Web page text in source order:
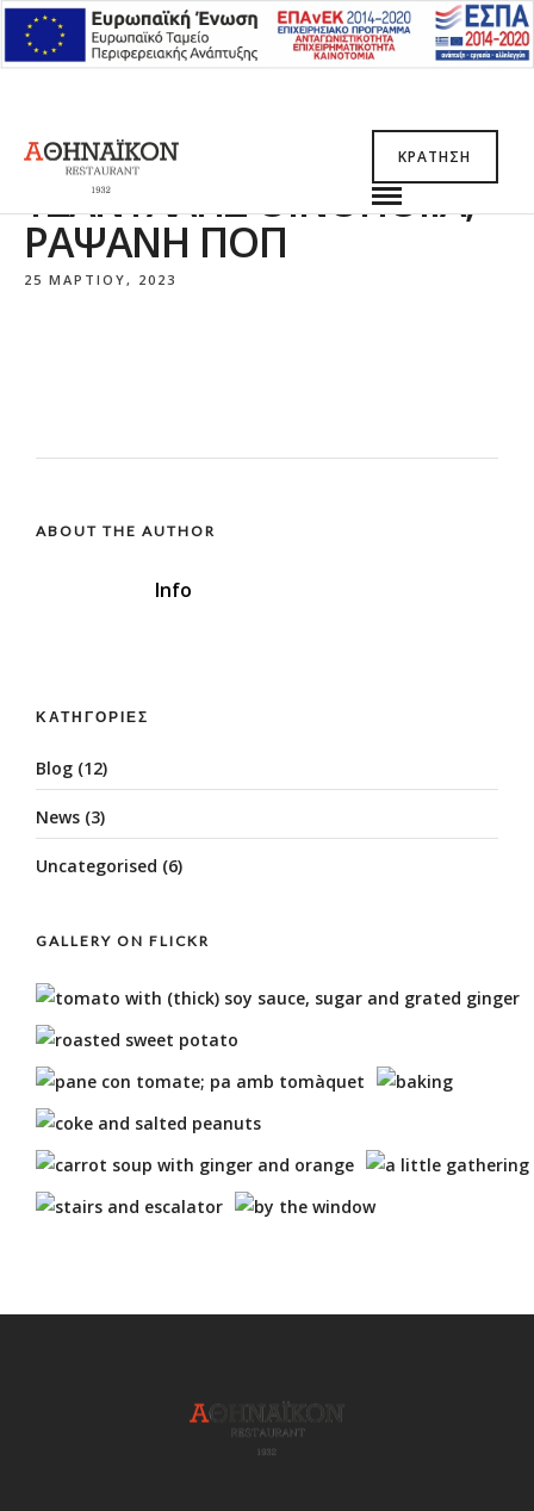
ΚΡΆΤΗΣΗ
TΣΆΝΤΑΛΗΣ ΟΙΝΟΠΟΙΊΑ,
ΡΑΨΆΝΗ ΠΟΠ
25 ΜΑΡΤΊΟΥ, 2023
ABOUT THE AUTHOR
Info
ΚΑΤΗΓΟΡΊΕΣ
Blog (12)
News (3)
Uncategorised (6)
GALLERY ON FLICKR